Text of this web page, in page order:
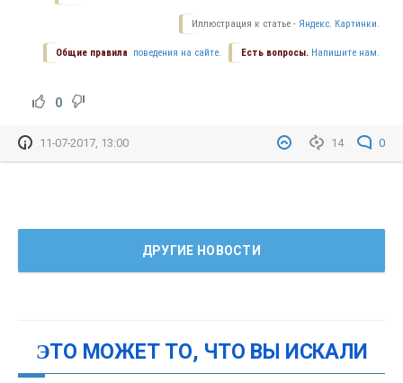
Иллюстрация к статье - Яндекс. Картинки.
Есть вопросы. Напишите нам.
Общие правила поведения на сайте.
0
14 0
11-07-2017, 13:00
ДРУГИЕ НОВОСТИ
ЭТО МОЖЕТ ТО, ЧТО ВЫ ИСКАЛИ